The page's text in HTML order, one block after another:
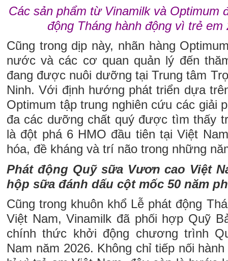
Các sản phẩm từ Vinamilk và Optimum
động Tháng hành động vì trẻ em
Cũng trong dịp này, nhãn hàng
nước và các cơ quan quản lý đến
đang được nuôi dưỡng tại Trung tâm
Ninh. Với định hướng phát triển dựa
Optimum tập trung nghiên cứu các giải
đa các dưỡng chất quý được tìm thấy
là đột phá 6 HMO đầu tiên tại Việt
hóa, đề kháng và trí não trong những
Phát động Quỹ sữa Vươn cao Việt
hộp sữa đánh dấu cột mốc 50 năm
Cũng trong khuôn khổ Lễ phát động
Việt Nam, Vinamilk đã phối hợp Quỹ
chính thức khởi động chương trình
Nam năm 2026. Không chỉ tiếp nối